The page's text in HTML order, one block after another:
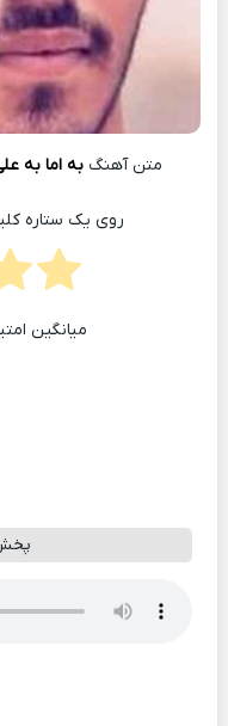
متن آهنگبه اما به
روی یک ستاره
میانگین